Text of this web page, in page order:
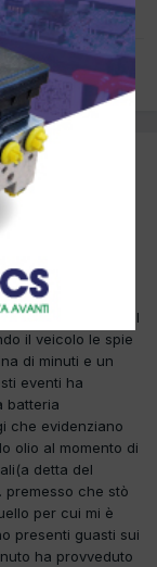
viaggiando ha
strumenti e in
motore benzina
stava
spegnere il
il veicolo le spie
di minuti e un
eventi ha
batteria
che evidenziano
olio al momento di
detta del
premesso che stò
per cui mi è
presenti guasti sui
ha provveduto